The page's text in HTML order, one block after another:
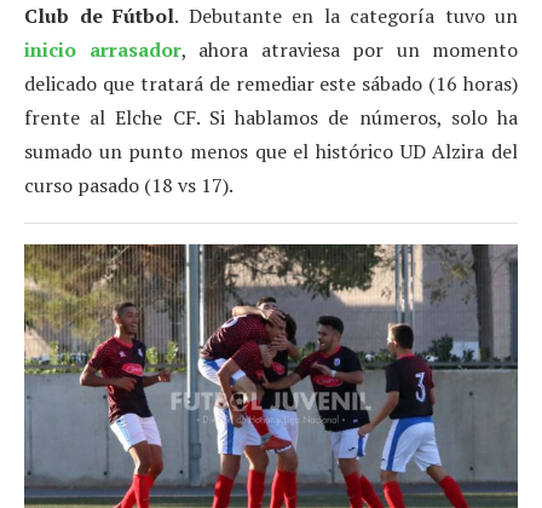
Club de Fútbol. Debutante en la categoría tuvo un
inicio arrasador, ahora atraviesa por un momento
delicado que tratará de remediar este sábado (16 horas)
frente al Elche CF. Si hablamos de números, solo ha
sumado un punto menos que el histórico UD Alzira del
curso pasado (18 vs 17).